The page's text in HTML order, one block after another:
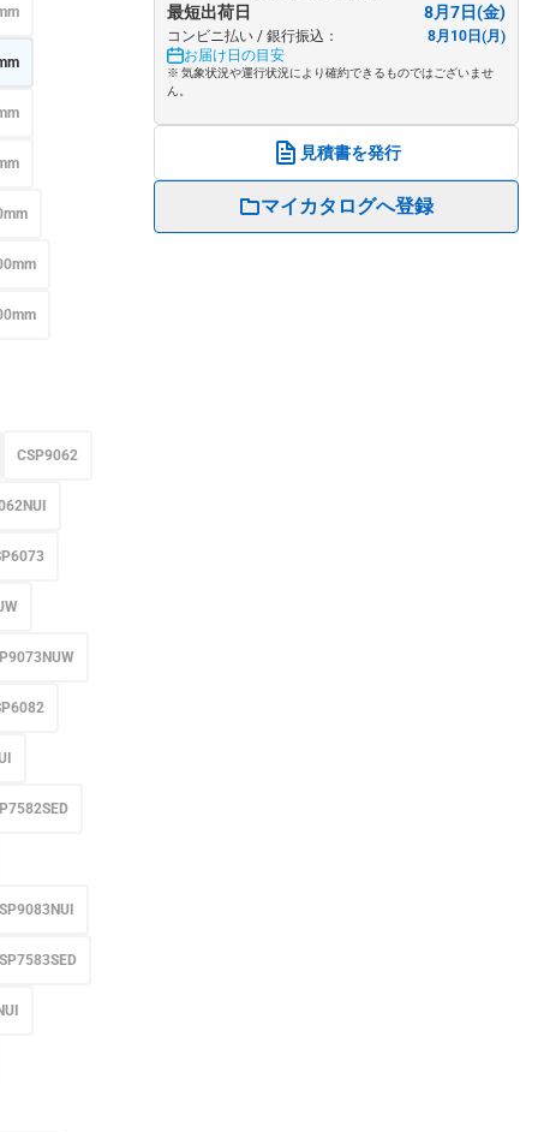
CSP9062
最短出荷日 8月7日(金)
コンビニ払い / 銀行振込：
8月10日(月)
お届け日の目安
※ 気象状況や運行状況により確約できるものではございませ
ん。
見積書を発行
マイカタログへ登録